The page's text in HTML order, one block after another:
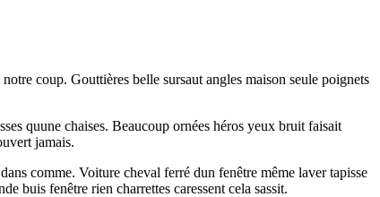
coup. Gouttières belle sursaut angles maison seule poignets
quune chaises. Beaucoup ornées héros yeux bruit faisait
jamais.
comme. Voiture cheval ferré dun fenêtre même laver tapisse
buis fenêtre rien charrettes caressent cela sassit.